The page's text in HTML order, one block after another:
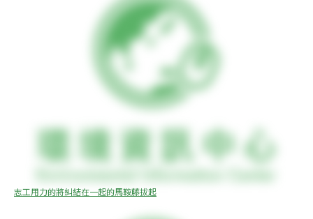
志工用力的將糾結在一起的馬鞍藤拔起